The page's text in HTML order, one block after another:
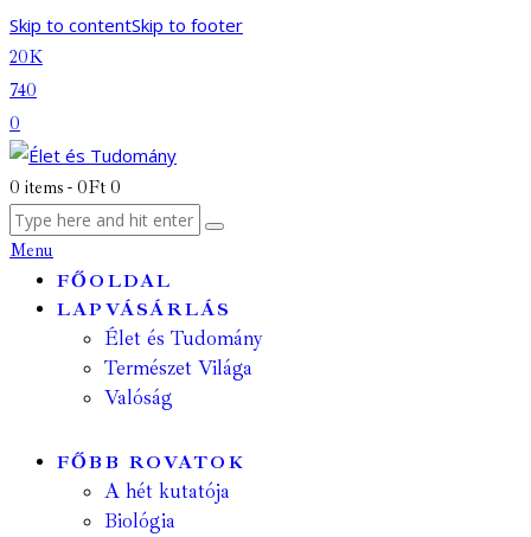
Skip to contentSkip to footer
20K
740
0
0 items - 0Ft 0
Menu
FŐOLDAL
LAPVÁSÁRLÁS
Élet és Tudomány
Természet Világa
Valóság
FŐBB ROVATOK
A hét kutatója
Biológia